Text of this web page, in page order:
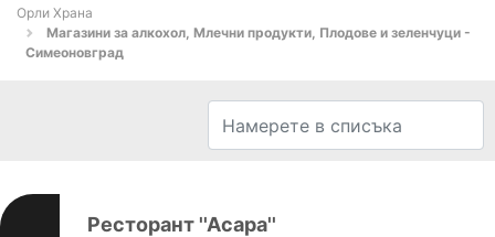
Орли Храна
Магазини за алкохол, Млечни продукти, Плодове и зеленчуци -
Симеоновград
Ресторант ''Асара''